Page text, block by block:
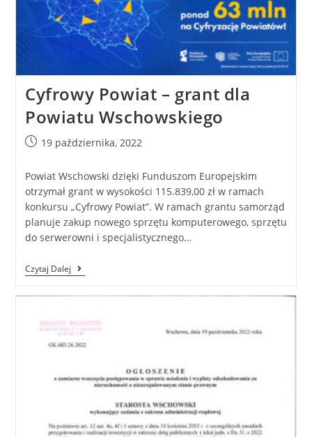
Cyfrowy Powiat – grant dla
Powiatu Wschowskiego
19 października, 2022
Powiat Wschowski dzięki Funduszom Europejskim
otrzymał grant w wysokości 115.839,00 zł w ramach
konkursu „Cyfrowy Powiat”. W ramach grantu samorząd
planuje zakup nowego sprzętu komputerowego, sprzętu
do serwerowni i specjalistycznego…
Czytaj Dalej